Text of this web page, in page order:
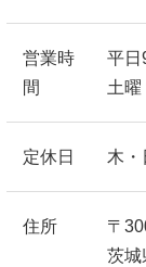
営業時
間
平日
土曜
定休日 木・
住所
〒
茨城